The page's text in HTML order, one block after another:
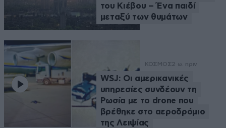
του Κιέβου – Ένα παιδί
μεταξύ των θυμάτων
ΚΟΣΜΟΣ2 ω. πριν
WSJ: Οι αμερικανικές
υπηρεσίες συνδέουν τη
Ρωσία με το drone που
βρέθηκε στο αεροδρόμιο
της Λειψίας